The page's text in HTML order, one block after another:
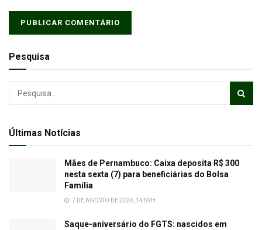
Pesquisa
Últimas Notícias
Mães de Pernambuco: Caixa deposita R$ 300
nesta sexta (7) para beneficiárias do Bolsa
Família
7 DE AGOSTO DE 2026, 14:59H
Saque-aniversário do FGTS: nascidos em